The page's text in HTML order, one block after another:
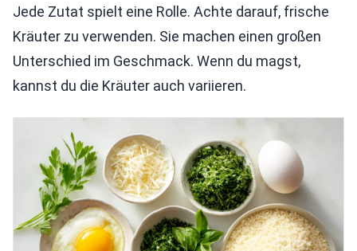
Jede Zutat spielt eine Rolle. Achte darauf, frische
Kräuter zu verwenden. Sie machen einen großen
Unterschied im Geschmack. Wenn du magst,
kannst du die Kräuter auch variieren.